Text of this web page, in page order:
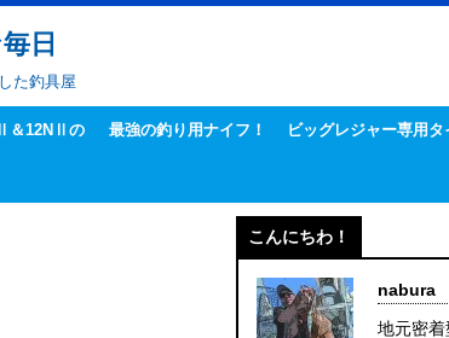
日
た釣具屋
＆12NⅡの 最強の釣り用ナイフ！ ビッグレジャー専用タ
こんにちわ！
nabura
地元密着